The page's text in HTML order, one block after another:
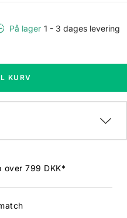
På lager 1 - 3 dages levering
KURV
over 799 DKK*